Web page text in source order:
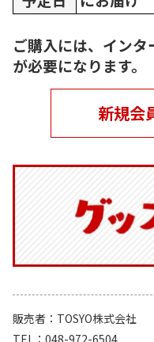
ご購入には、インタ
が必要になります。
新規会
販売者
TOSYO株式会社
TEL
048-972-6504